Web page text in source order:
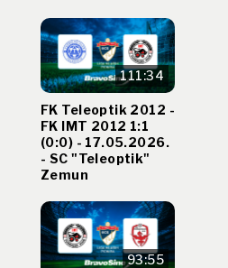
111:34
FK Teleoptik 2012 -
FK IMT 2012 1:1
(0:0) - 17.05.2026.
- SC "Teleoptik"
Zemun
93:55